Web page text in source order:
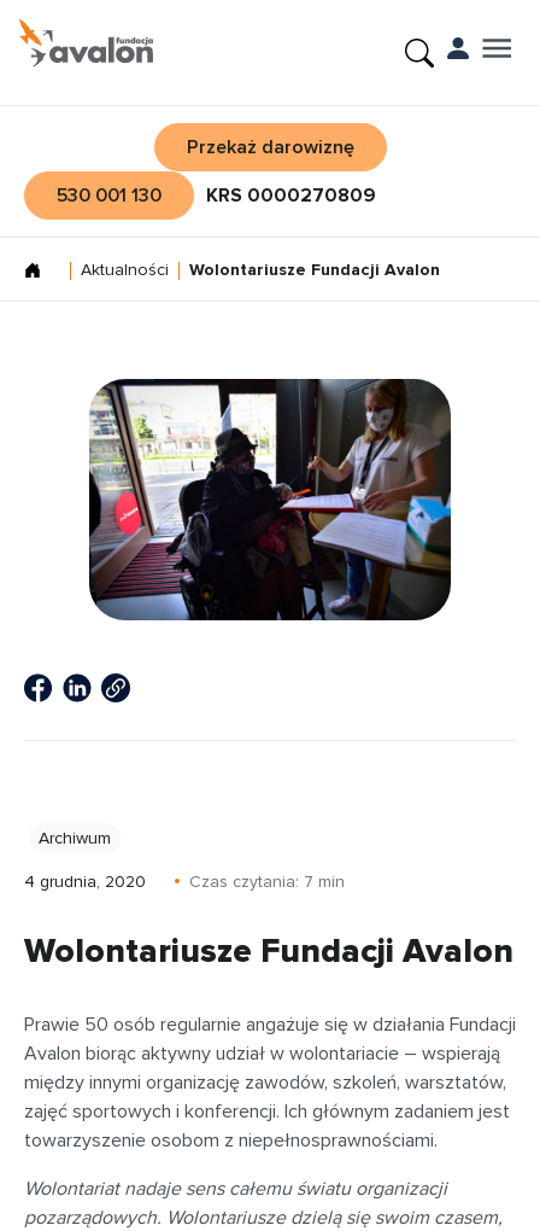
Przekaż darowiznę
530 001 130
KRS 0000270809
Aktualności Wolontariusze Fundacji Avalon
Archiwum
4 grudnia, 2020 Czas czytania: 7 min
Wolontariusze Fundacji Avalon
Prawie 50 osób regularnie angażuje się w działania Fundacji
Avalon biorąc aktywny udział w wolontariacie – wspierają
między innymi organizację zawodów, szkoleń, warsztatów,
zajęć sportowych i konferencji. Ich głównym zadaniem jest
towarzyszenie osobom z niepełnosprawnościami.
Wolontariat nadaje sens całemu światu organizacji
pozarządowych. Wolontariusze dzielą się swoim czasem,